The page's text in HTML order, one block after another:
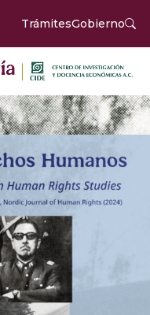
TrámitesGobierno